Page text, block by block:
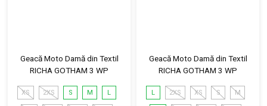
Geacă Moto Damă din Textil
RICHA GOTHAM 3 WP
XS 2XS S M L
Geacă Moto Damă din Textil
RICHA GOTHAM 3 WP
L 2XS XS S M